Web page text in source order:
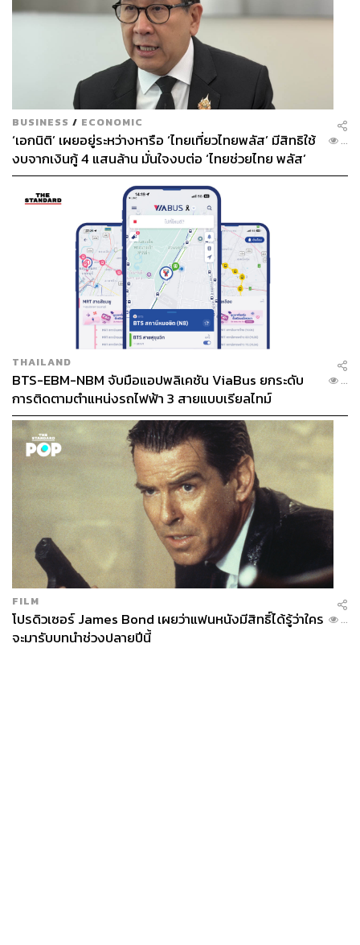
BUSINESS / ECONOMIC
‘เอกนิติ’ เผยอยู่ระหว่างหารือ ‘ไทยเที่ยวไทยพลัส’ มีสิทธิใช้
งบจากเงินกู้ 4 แสนล้าน มั่นใจงบต่อ ‘ไทยช่วยไทย พลัส’
เฟส 2 มีเพียงพอ
...
THAILAND
BTS-EBM-NBM จับมือแอปพลิเคชัน ViaBus ยกระดับ
การติดตามตำแหน่งรถไฟฟ้า 3 สายแบบเรียลไทม์
...
FILM
โปรดิวเซอร์ James Bond เผยว่าแฟนหนังมีสิทธิ์ได้รู้ว่าใคร
จะมารับบทนำช่วงปลายปีนี้
...